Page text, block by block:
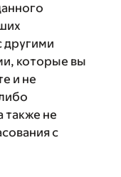
другими
которые вы
и не
также не
с